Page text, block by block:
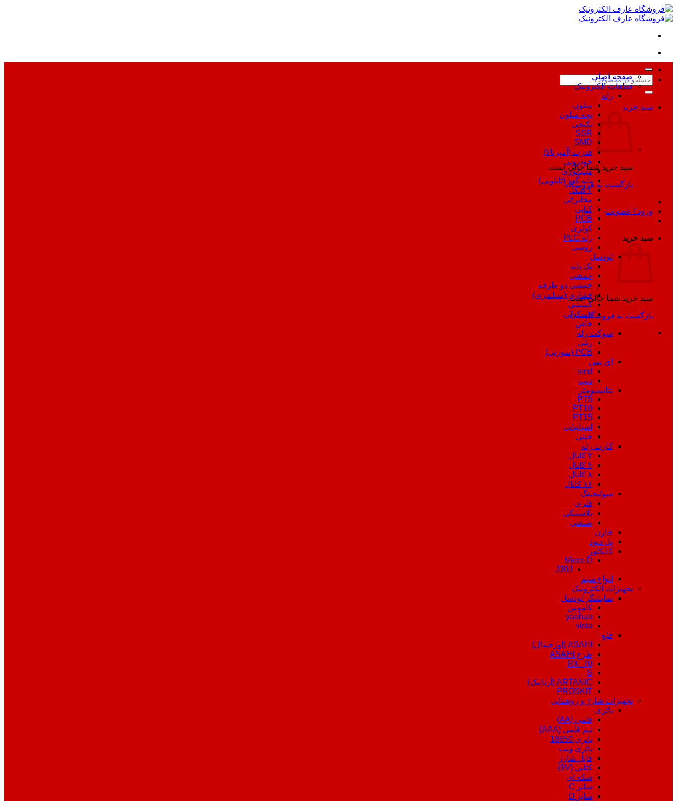
Skip
to
content
جستجو
برای:
سبد خرید
سبد خرید شما خالی است.
بازگشت به فروشگاه
ورود / عضویت
سبد خرید
سبد خرید شما خالی است.
بازگشت به فروشگاه
صفحه اصلی
قطعات الکترونیک
رله
میلون
بچه میلون
پکیجی
SSR
SMD
قدرت (آمپربالا)
خودرویی
مینیاتوری
پایه گرد (تابلویی)
T شکل
مخابراتی
کتابی
PCB
کولری
رله PLC
روسی
لودسل
تک پایه
خمشی
خمشی دو طرفه
فشاری (سیلندری)
کششی
باسکولی
خاص
سوکت رله
ریلی
PCB (سوزنی)
ای سی
smd
دیپ
پتانسیومتر
PT5
PT10
PT15
اسپانیایی
چینی
کارت رله
۲ کانال
۴ کانال
۸ کانال
۱۶ کانال
سوئیچینگ
فلزی
پلاستیکی
صنعتی
خازن
پل دیود
کانکتور
Micro-D
J30J
انواع سیم
تجهیزات الکترونیک
نمایشگر لودسل
کاموس
yaohua
vista
قلع
ASAHI (اورجینال)
طرح ASAHI
RX_70
S
ARTANIC (آرتانیک)
PROSKIT
تجهیزات شارژ و روشنایی
باتری
قلمی (AA)
نیم قلمی (AAA)
باتری 18650
باتری ویپ
قابل شارژ
کتابی (9V)
سکه ای
سایز C
سایز D